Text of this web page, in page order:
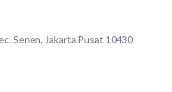
Senen, Jakarta Pusat 10430